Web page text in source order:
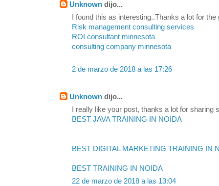
Unknown dijo...
I found this as interesting..Thanks a lot for
Risk management consulting services
ROI consultant minnesota
consulting company minnesota
2 de marzo de 2018 a las 17:26
Unknown dijo...
I really like your post, thanks a lot for sharing
BEST JAVA TRAINING IN NOIDA
BEST DIGITAL MARKETING TRAINING IN
BEST TRAINING IN NOIDA
22 de marzo de 2018 a las 13:04